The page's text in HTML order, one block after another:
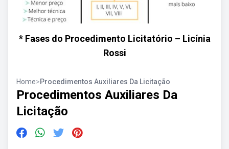
* Fases do Procedimento Licitatório – Licínia
Rossi
Home>Procedimentos Auxiliares Da Licitação
Procedimentos Auxiliares Da
Licitação